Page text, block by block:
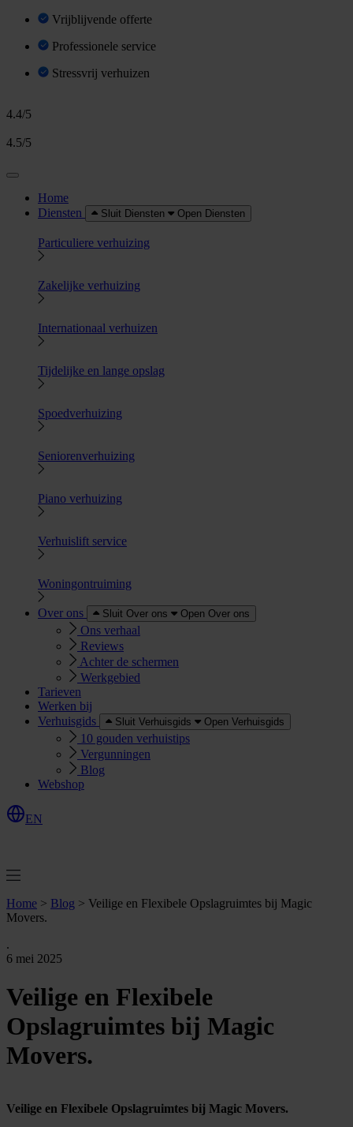
Vrijblijvende offerte
Professionele service
Stressvrij verhuizen
4.4/5
4.5/5
Home
Diensten
Sluit Diensten Open Diensten
Particuliere verhuizing
Zakelijke verhuizing
Internationaal verhuizen
Tijdelijke en lange opslag
Spoedverhuizing
Seniorenverhuizing
Piano verhuizing
Verhuislift service
Woningontruiming
Over ons Sluit Over ons Open Over ons
Ons verhaal
Reviews
Achter de schermen
Werkgebied
Tarieven
Werken bij
Verhuisgids
Sluit Verhuisgids Open Verhuisgids
10 gouden verhuistips
Vergunningen
Blog
Webshop
EN
Home > Blog > Veilige en Flexibele Opslagruimtes bij Magic
Movers.
.
6 mei 2025
Veilige en Flexibele
Opslagruimtes bij Magic
Movers.
Veilige en Flexibele Opslagruimtes bij Magic Movers.